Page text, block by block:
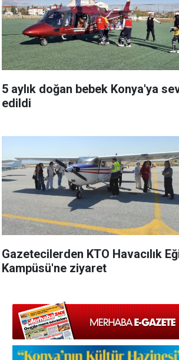
5 aylık doğan bebek Konya'ya
edildi
Gazetecilerden KTO Havacılık
Kampüsü'ne ziyaret